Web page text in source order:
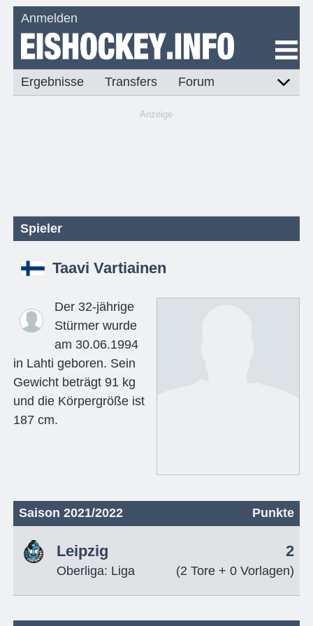
Anmelden
Ergebnisse Transfers Forum
Anzeige
Spieler
Taavi Vartiainen
Der 32-jährige
Stürmer wurde
am 30.06.1994
in Lahti geboren. Sein
Gewicht beträgt 91 kg
und die Körpergröße ist
187 cm.
Saison 2021/2022 Punkte
Leipzig
Oberliga: Liga
2
(2 Tore + 0 Vorlagen)